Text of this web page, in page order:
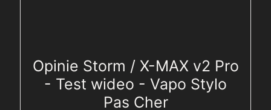
Opinie Storm / X-MAX v2 Pro
- Test wideo - Vapo Stylo
Pas Cher